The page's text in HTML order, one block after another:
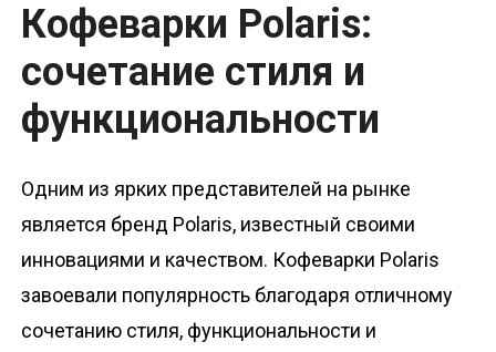
Кофеварки Polaris:
сочетание стиля и
функциональности
Одним из ярких представителей на рынке
является бренд Polaris, известный своими
инновациями и качеством. Кофеварки Polaris
завоевали популярность благодаря отличному
сочетанию стиля, функциональности и